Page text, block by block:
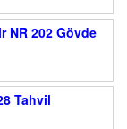
NR 202 Gövde
Tahvil